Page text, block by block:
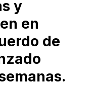
y
en
de